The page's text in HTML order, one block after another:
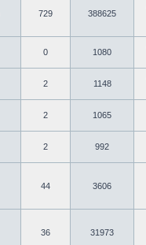
729 388625
0 1080
2 1148
2 1065
2 992
44 3606
36 31973